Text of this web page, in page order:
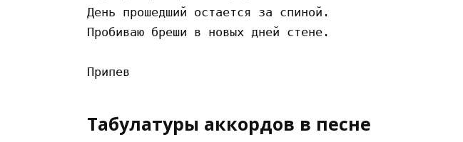
День прошедший остается за спиной.
Пробиваю бреши в новых дней стене.
Табулатуры аккордов в песне